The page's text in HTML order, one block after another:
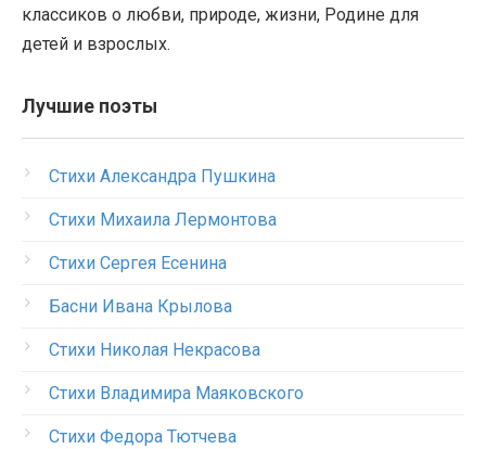
классиков о любви, природе, жизни, Родине для
детей и взрослых.
Лучшие поэты
Стихи Александра Пушкина
Стихи Михаила Лермонтова
Стихи Сергея Есенина
Басни Ивана Крылова
Стихи Николая Некрасова
Стихи Владимира Маяковского
Стихи Федора Тютчева